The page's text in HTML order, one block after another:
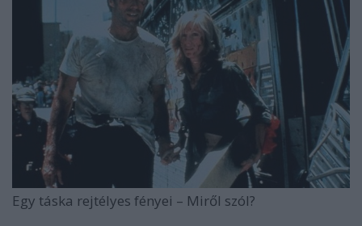
Egy táska rejtélyes fényei – Miről szól?